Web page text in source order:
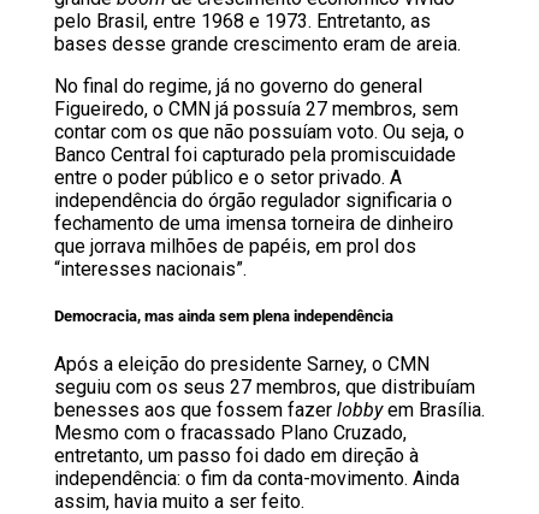
pelo Brasil, entre 1968 e 1973. Entretanto, as
bases desse grande crescimento eram de areia.
No final do regime, já no governo do general
Figueiredo, o CMN já possuía 27 membros, sem
contar com os que não possuíam voto. Ou seja, o
Banco Central foi capturado pela promiscuidade
entre o poder público e o setor privado. A
independência do órgão regulador significaria o
fechamento de uma imensa torneira de dinheiro
que jorrava milhões de papéis, em prol dos
“interesses nacionais”.
Democracia, mas ainda sem plena independência
Após a eleição do presidente Sarney, o CMN
seguiu com os seus 27 membros, que distribuíam
benesses aos que fossem fazer lobbyem Brasília.
Mesmo com o fracassado Plano Cruzado,
entretanto, um passo foi dado em direção à
independência: o fim da conta-movimento. Ainda
assim, havia muito a ser feito.